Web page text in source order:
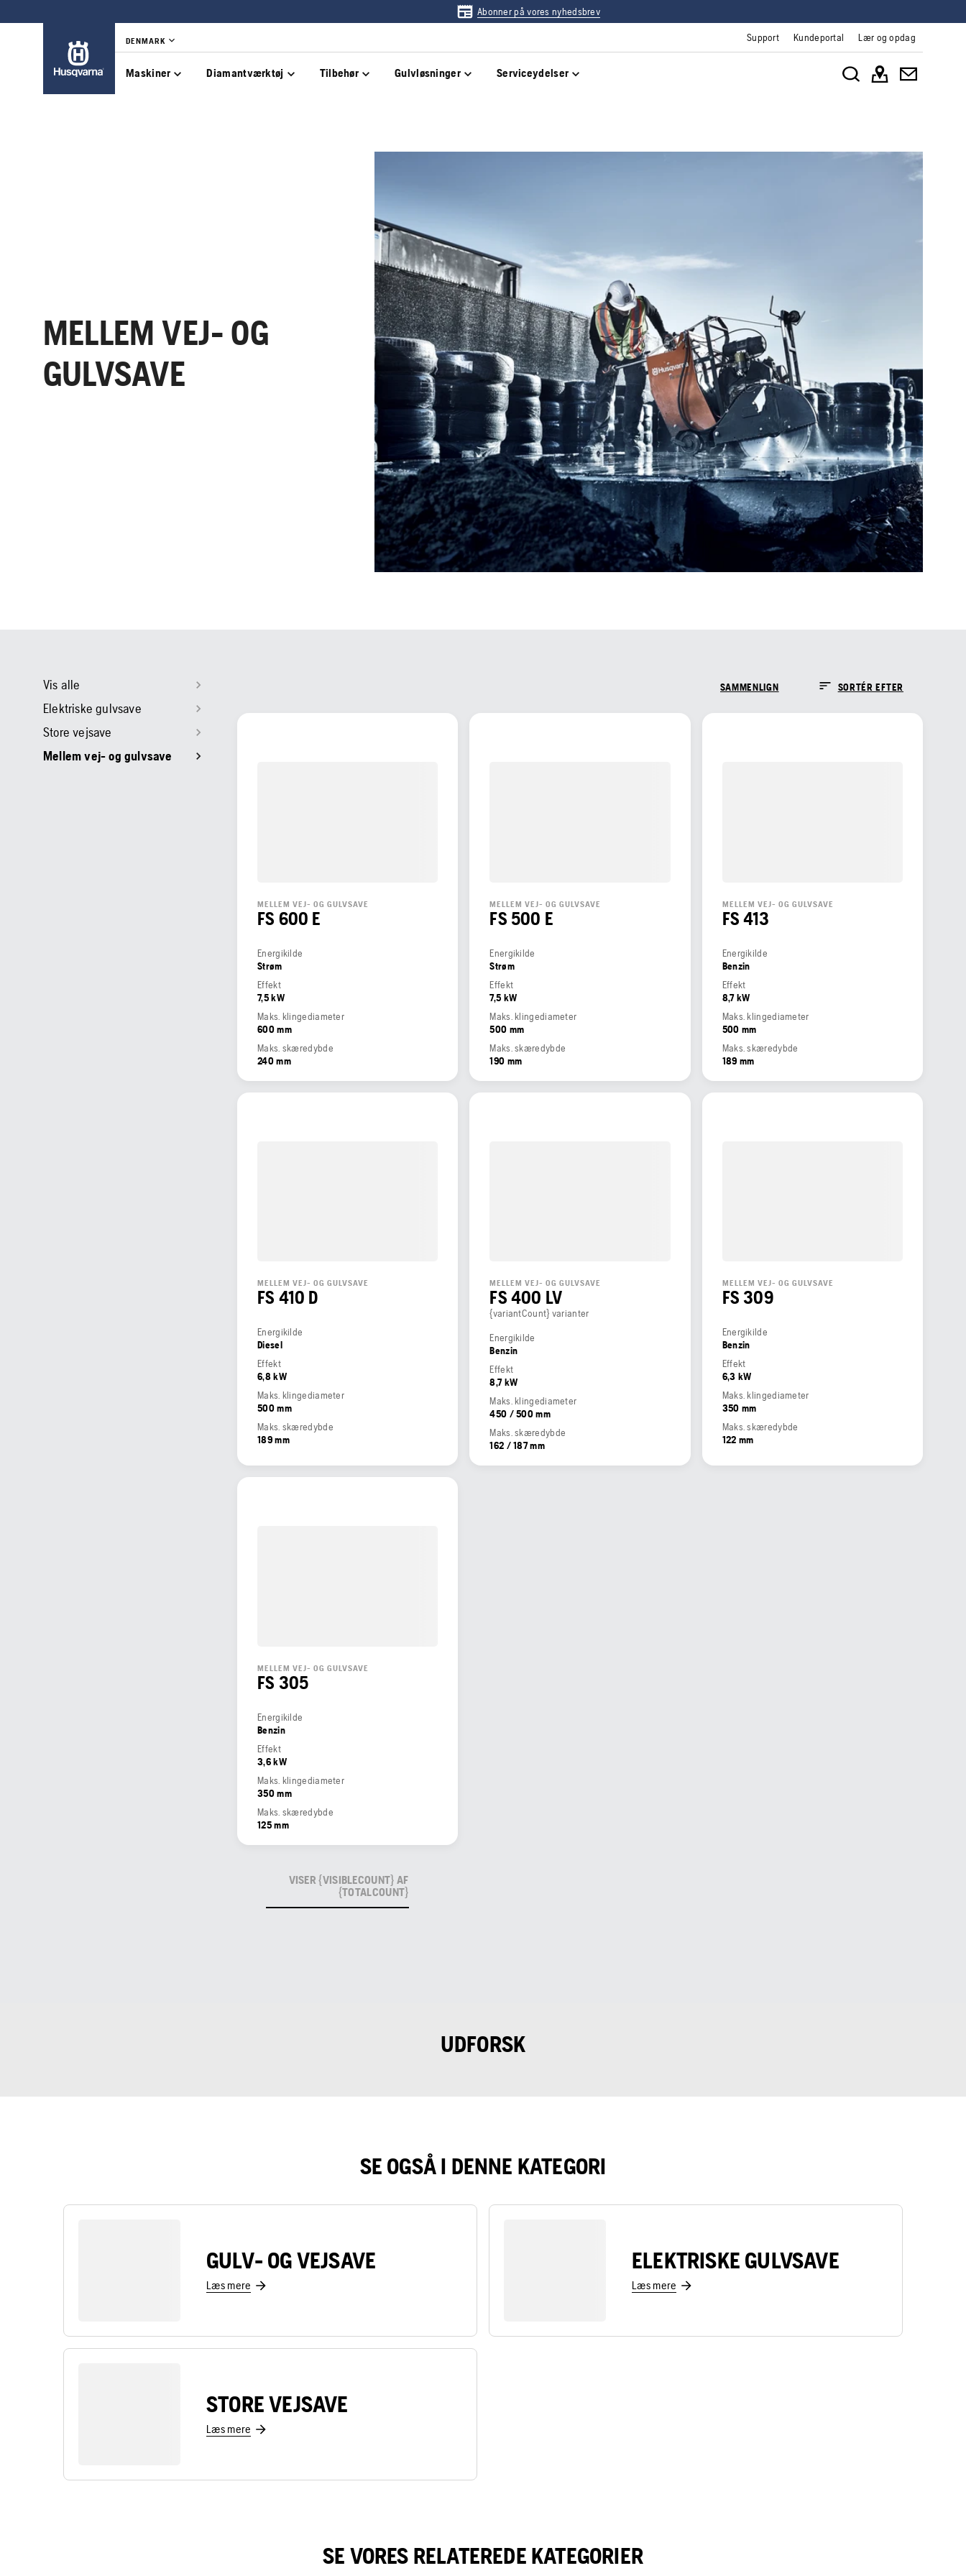
Abonner på vores nyhedsbrev
DENMARK Support Kundeportal Lær og opdag
Maskiner Diamantværktøj Tilbehør Gulvløsninger Serviceydelser
MELLEM VEJ- OG
GULVSAVE
Vis alle
Elektriske gulvsave
Store vejsave
Mellem vej- og gulvsave
SAMMENLIGN SORTÉR EFTER
MELLEM VEJ- OG GULVSAVE
FS 600 E
Energikilde
Strøm
Effekt
7,5 kW
Maks. klingediameter
600 mm
Maks. skæredybde
240 mm
MELLEM VEJ- OG GULVSAVE
FS 500 E
Energikilde
Strøm
Effekt
7,5 kW
Maks. klingediameter
500 mm
Maks. skæredybde
190 mm
MELLEM VEJ- OG GULVSAVE
FS 413
Energikilde
Benzin
Effekt
8,7 kW
Maks. klingediameter
500 mm
Maks. skæredybde
189 mm
MELLEM VEJ- OG GULVSAVE
FS 410 D
Energikilde
Diesel
Effekt
6,8 kW
Maks. klingediameter
500 mm
Maks. skæredybde
189 mm
MELLEM VEJ- OG GULVSAVE
FS 400 LV
{variantCount} varianter
Energikilde
Benzin
Effekt
8,7 kW
Maks. klingediameter
450 / 500 mm
Maks. skæredybde
162 / 187 mm
MELLEM VEJ- OG GULVSAVE
FS 309
Energikilde
Benzin
Effekt
6,3 kW
Maks. klingediameter
350 mm
Maks. skæredybde
122 mm
MELLEM VEJ- OG GULVSAVE
FS 305
Energikilde
Benzin
Effekt
3,6 kW
Maks. klingediameter
350 mm
Maks. skæredybde
125 mm
VISER {VISIBLECOUNT} AF
{TOTALCOUNT}
UDFORSK
SE OGSÅ I DENNE KATEGORI
GULV- OG VEJSAVE
Læs mere
ELEKTRISKE GULVSAVE
Læs mere
STORE VEJSAVE
Læs mere
SE VORES RELATEREDE KATEGORIER